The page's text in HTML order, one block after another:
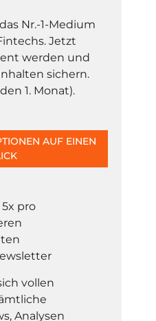
Nr.-1-Medium
Jetzt
werden und
sichern.
1. Monat).
AUF EINEN
pro
vollen
Analysen